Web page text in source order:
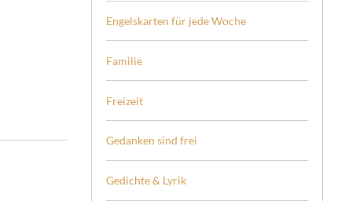
Engelskarten für jede Woche
Familie
Freizeit
Gedanken sind frei
Gedichte & Lyrik